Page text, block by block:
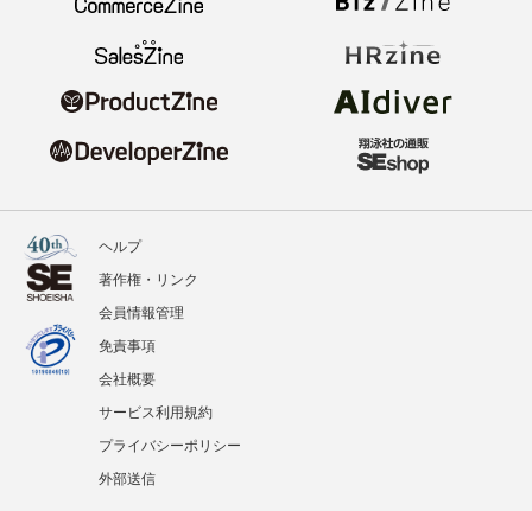
ヘルプ
著作権・リンク
会員情報管理
免責事項
会社概要
サービス利用規約
プライバシーポリシー
外部送信